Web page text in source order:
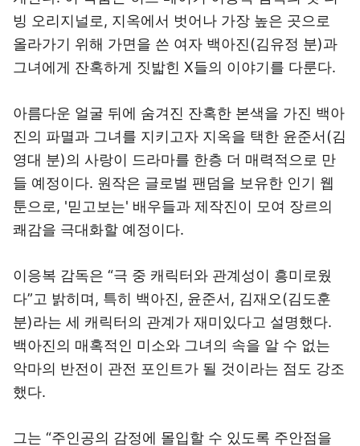
빙 오리지널로, 지옥에서 벗어나 가장 높은 곳으로
올라가기 위해 가면을 쓴 여자 백아진(김유정 분)과
그녀에게 잔혹하게 짓밟힌 X들의 이야기를 다룬다.
아름다운 얼굴 뒤에 숨겨진 잔혹한 본색을 가진 백아
진의 파멸과 그녀를 지키고자 지옥을 택한 윤준서(김
영대 분)의 사랑이 드라마를 한층 더 매력적으로 만
들 예정이다. 원작은 글로벌 팬덤을 보유한 인기 웹
툰으로, '믿고보는' 배우들과 제작진이 모여 장르의
쾌감을 극대화할 예정이다.
이응복 감독은 “극 중 캐릭터와 관계성이 흥미로웠
다”고 밝히며, 특히 백아진, 윤준서, 김재오(김도훈
분)라는 세 캐릭터의 관계가 재미있다고 설명했다.
백아진의 매혹적인 미소와 그녀의 속을 알 수 없는
악마의 반전이 관전 포인트가 될 것이라는 점도 강조
했다.
그는 “주인공의 감정에 몰입할 수 있도록 주안점을